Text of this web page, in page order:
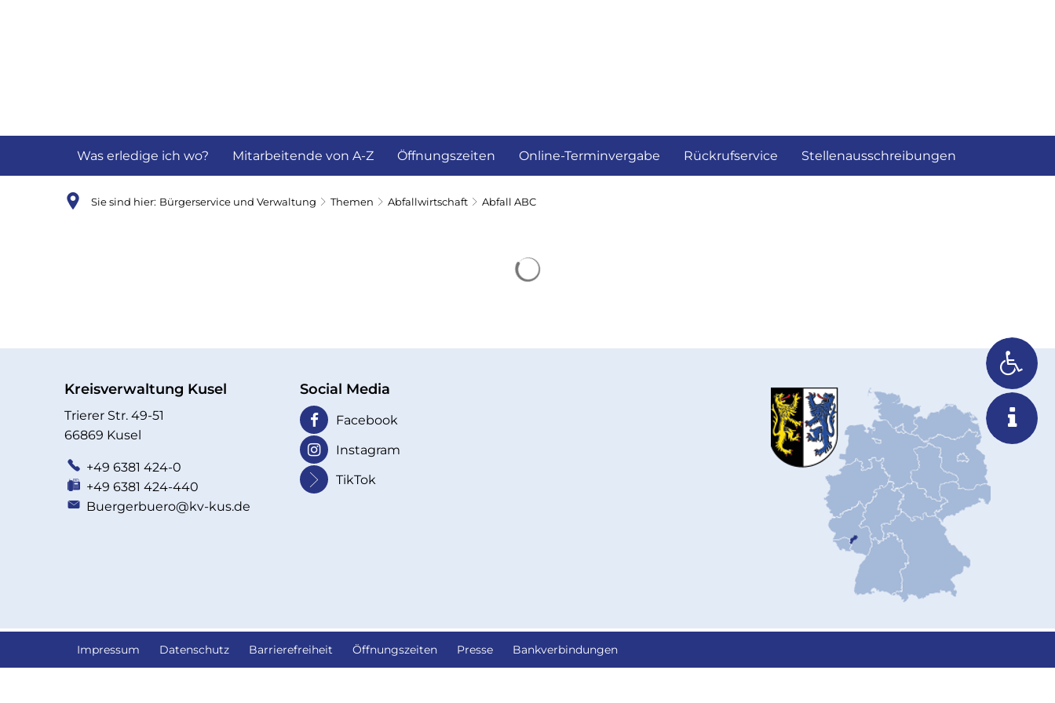
Was erledige ich wo? Mitarbeitende von A-Z Öffnungszeiten Online-Terminvergabe Rückrufservice Stellenausschreibungen
Sie sind hier: Bürgerservice und Verwaltung Themen Abfallwirtschaft Abfall ABC
Kreisverwaltung Kusel
Trierer Str. 49-51
66869 Kusel
+49 6381 424-0
+49 6381 424-440
Buergerbuero@kv-kus.de
Social Media
Facebook
Instagram
TikTok
Impressum Datenschutz Barrierefreiheit Öffnungszeiten Presse Bankverbindungen